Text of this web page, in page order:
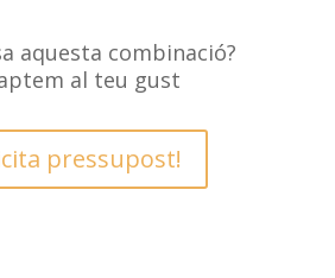
aquesta combinació?
al teu gust
pressupost!